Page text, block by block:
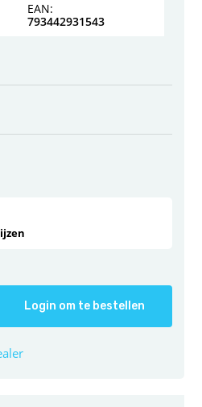
EAN:
793442931543
Login om te bestellen